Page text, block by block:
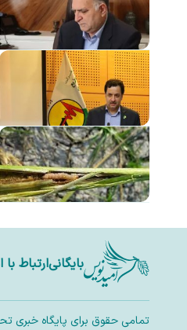
بایگانیارتباط
تمامی حقوق برای پایگاه خبری